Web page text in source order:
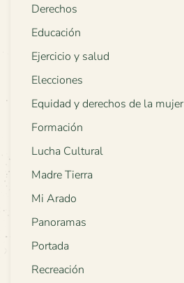
Derechos
Educación
Ejercicio y salud
Elecciones
Equidad y derechos de la mujer
Formación
Lucha Cultural
Madre Tierra
Mi Arado
Panoramas
Portada
Recreación